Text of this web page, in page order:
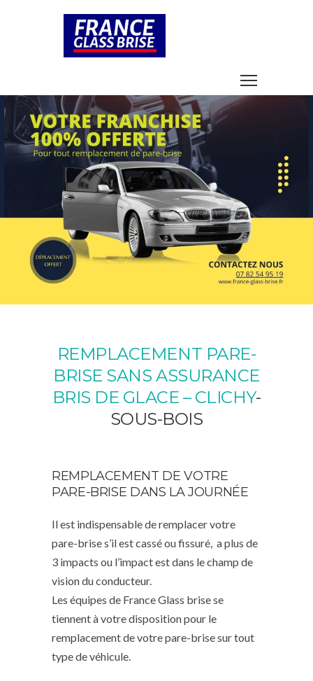
REMPLACEMENT PARE-
BRISE SANS ASSURANCE
BRIS DE GLACE – CLICHY-
SOUS-BOIS
REMPLACEMENT DE VOTRE
PARE-BRISE DANS LA JOURNÉE
Il est indispensable de remplacer votre
pare-brise s’il est cassé ou fissuré, a plus de
3 impacts ou l’impact est dans le champ de
vision du conducteur.
Les équipes de France Glass brise se
tiennent à votre disposition pour le
remplacement de votre pare-brise sur tout
type de véhicule.